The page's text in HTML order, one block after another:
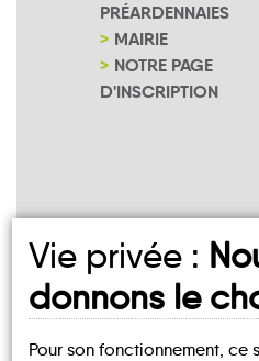
PRÉARDENNAIES
MAIRIE
NOTRE PAGE
D'INSCRIPTION
UN AVIS, UN
À
Vie privée :
donnons le
Pour son fonctionnement, ce